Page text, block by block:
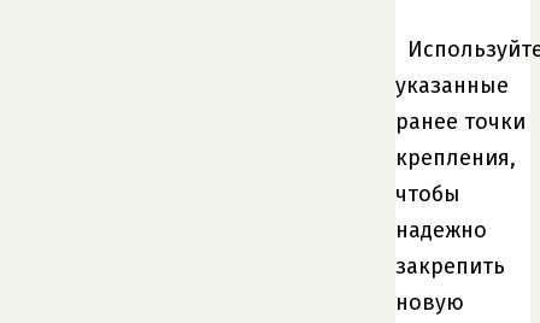
указанные
ранее точки
крепления,
чтобы
надежно
закрепить
новую